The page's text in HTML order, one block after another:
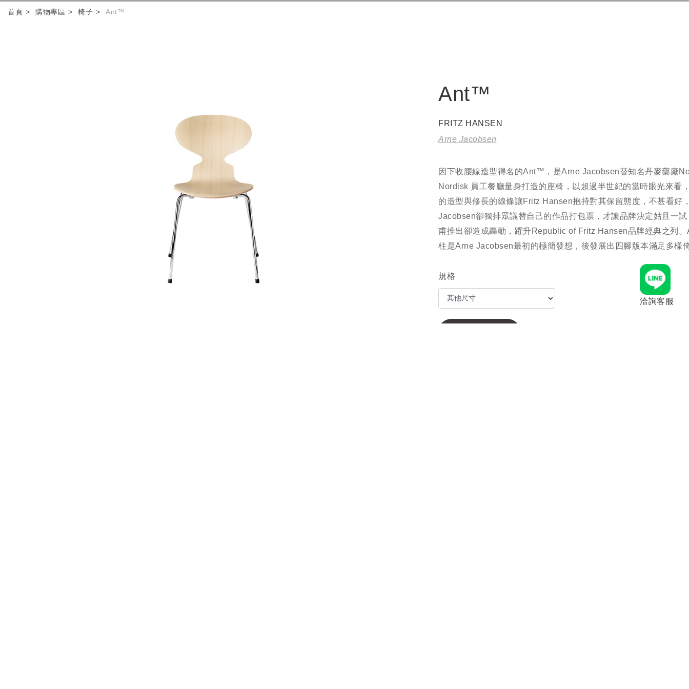
首頁 購物專區 椅子 Ant™
Ant™
FRITZ HANSEN
Arne Jacobsen
因下收腰線造型得名的Ant™，是Arne Jacobsen替知名丹麥藥廠
Nordisk 員工餐廳量身打造的座椅，以超過半世紀的當時眼光來看
的造型與修長的線條讓Fritz Hansen抱持對其保留態度，不甚看好
Jacobsen卻獨排眾議替自己的作品打包票，才讓品牌決定姑且一
甫推出卻造成轟動，躍升Republic of Fritz Hansen品牌經典之列
柱是Arne Jacobsen最初的極簡發想，後發展出四腳版本滿足多樣
規格
洽詢客服